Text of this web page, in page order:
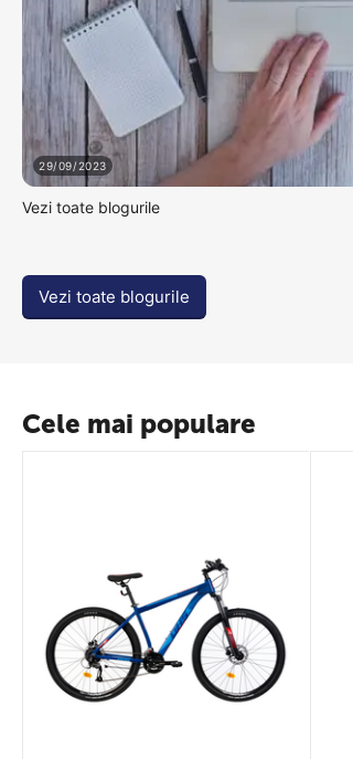
29/09/2023
Vezi toate blogurile
Vezi toate blogurile
Cele mai populare